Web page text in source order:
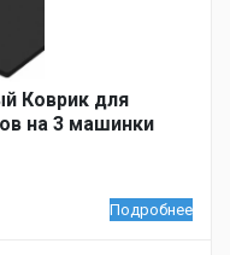
Коврик для
на 3 машинки
Подробнее